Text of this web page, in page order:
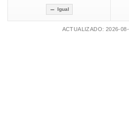
Igual
ACTUALIZADO: 2026-